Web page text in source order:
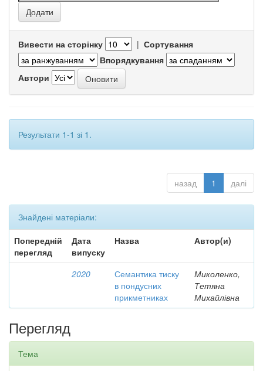
Вивести на сторінку | Сортування
Впорядкування
Автори
Результати 1-1 зі 1.
назад 1 далі
Знайдені матеріали:
Попередній
перегляд
Дата
випуску
Назва Автор(и)
2020
Семантика тиску
в пондусних
прикметниках
Миколенко,
Тетяна
Михайлівна
Перегляд
Тема